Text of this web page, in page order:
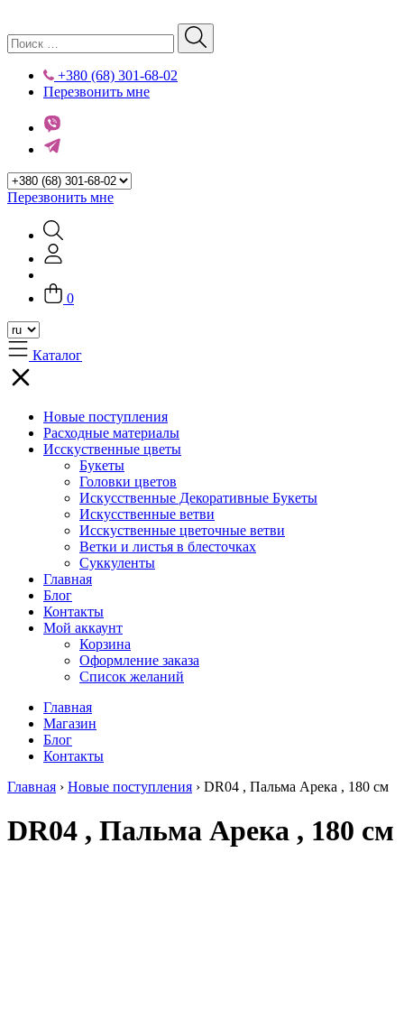
+380 (68) 301-68-02
Перезвонить мне
Перезвонить мне
0
Каталог
Новые поступления
Расходные материалы
Исскуственные цветы
Букеты
Головки цветов
Искусственные Декоративные Букеты
Искусственные ветви
Исскуственные цветочные ветви
Ветки и листья в блесточках
Суккуленты
Главная
Блог
Контакты
Мой аккаунт
Корзина
Оформление заказа
Список желаний
Главная
Магазин
Блог
Контакты
Главная › Новые поступления › DR04 , Пальма Арека , 180 см
DR04 , Пальма Арека , 180 см